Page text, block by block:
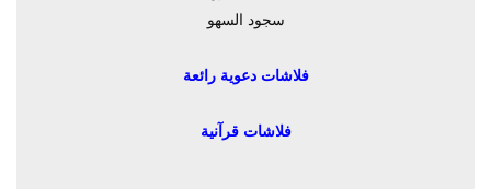
سجود السهو
فلاشات دعوية رائعة
فلاشات قرآنية